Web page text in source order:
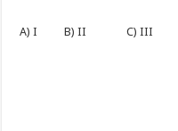
A) I B) II C) III